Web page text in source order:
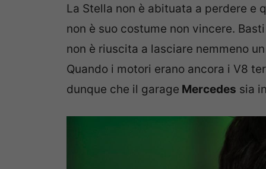
La Stella non è abituata a perdere e
non è suo costume non vincere.
non è riuscita a lasciare nemmeno
Quando i motori erano ancora i V8
dunque che il garage Mercedes sia